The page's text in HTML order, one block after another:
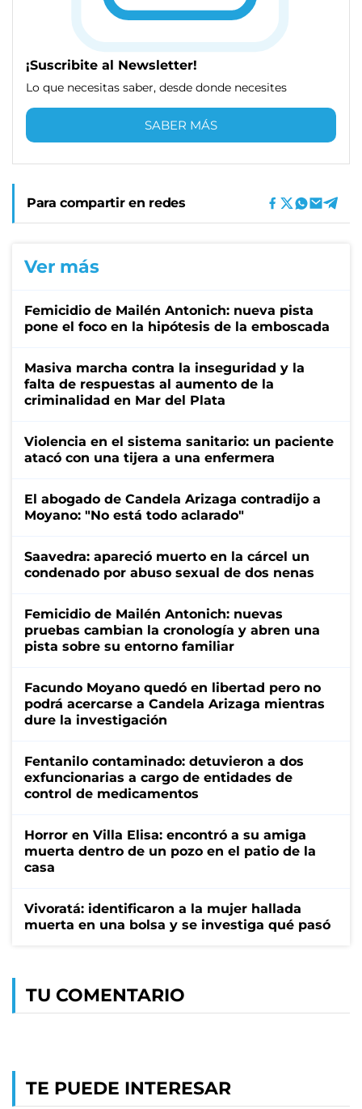
¡Suscribite al Newsletter!
Lo que necesitas saber, desde donde necesites
SABER MÁS
Para compartir en redes
Ver más
Femicidio de Mailén Antonich: nueva pista
pone el foco en la hipótesis de la emboscada
Masiva marcha contra la inseguridad y la
falta de respuestas al aumento de la
criminalidad en Mar del Plata
Violencia en el sistema sanitario: un paciente
atacó con una tijera a una enfermera
El abogado de Candela Arizaga contradijo a
Moyano: "No está todo aclarado"
Saavedra: apareció muerto en la cárcel un
condenado por abuso sexual de dos nenas
Femicidio de Mailén Antonich: nuevas
pruebas cambian la cronología y abren una
pista sobre su entorno familiar
Facundo Moyano quedó en libertad pero no
podrá acercarse a Candela Arizaga mientras
dure la investigación
Fentanilo contaminado: detuvieron a dos
exfuncionarias a cargo de entidades de
control de medicamentos
Horror en Villa Elisa: encontró a su amiga
muerta dentro de un pozo en el patio de la
casa
Vivoratá: identificaron a la mujer hallada
muerta en una bolsa y se investiga qué pasó
TU COMENTARIO
TE PUEDE INTERESAR